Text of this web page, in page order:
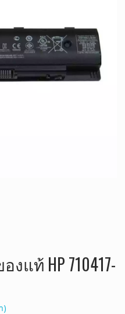
แท้ HP 710417-
)